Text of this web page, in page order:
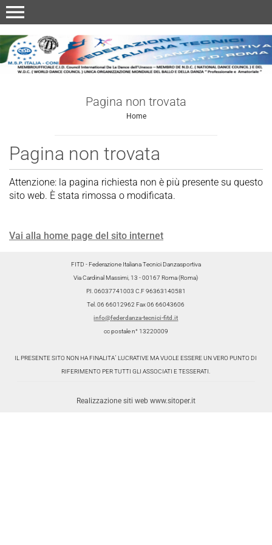
menu
Pagina non trovata
Home
Pagina non trovata
Attenzione: la pagina richiesta non è più presente su questo
sito web. È stata rimossa o modificata.
Vai alla home page del sito internet
FITD - Federazione Italiana Tecnici Danzasportiva
Via Cardinal Massimi, 13 - 00167 Roma (Roma)
P.I. 06037741003 C.F 96363140581
Tel. 06 66012962 Fax 06 66043606
info@federdanza-tecnici-fitd.it
cc postale n° 13220009
IL PRESENTE SITO NON HA FINALITA´ LUCRATIVE MA VUOLE ESSERE UN VERO PUNTO DI
RIFERIMENTO PER TUTTI GLI ASSOCIATI E TESSERATI.
Realizzazione siti web www.sitoper.it